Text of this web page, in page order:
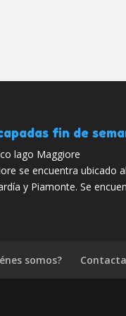
fin de
lago Maggiore
se encuentra ubicado
y Piamonte. Se
somos?